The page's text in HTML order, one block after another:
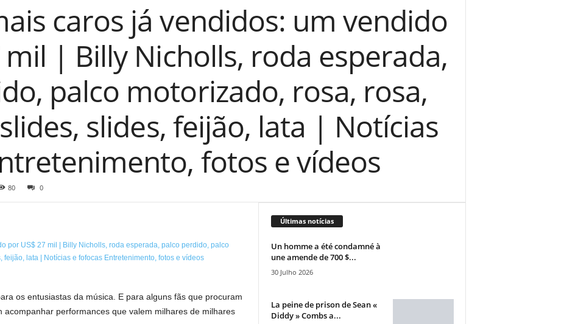
caros já vendidos: um vendido
mil | Billy Nicholls, roda esperada,
palco motorizado, rosa, rosa,
slides, feijão, lata | Notícias
fotos e vídeos
80 0
os entusiastas da música. E para alguns fãs que procuram
acompanhar performances que valem milhares de milhares
Últimas notícias
Un homme a été condamné à
une amende de 700 $...
30 Julho 2026
La peine de prison de Sean «
Diddy » Combs a...